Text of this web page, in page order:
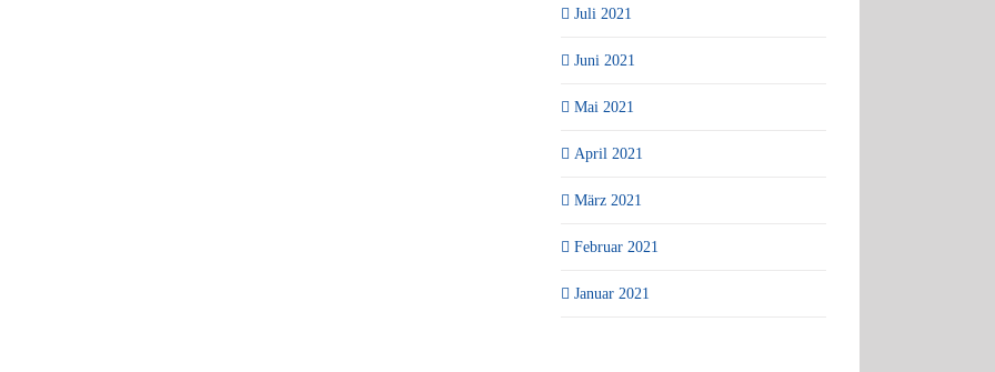
Juli 2021
Juni 2021
Mai 2021
April 2021
März 2021
Februar 2021
Januar 2021